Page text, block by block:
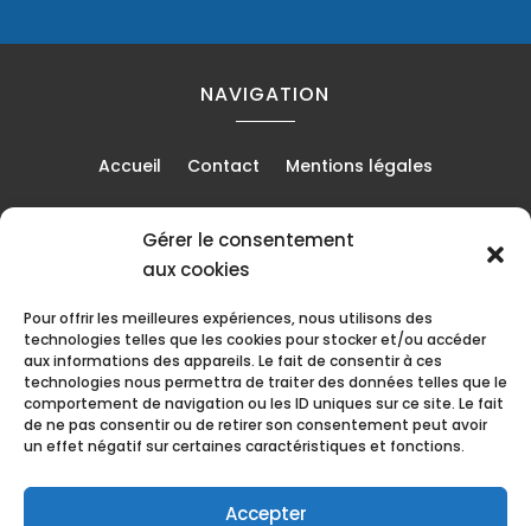
Gérer le consentement
aux cookies
Pour offrir les meilleures expériences, nous utilisons des
technologies telles que les cookies pour stocker et/ou accéder
aux informations des appareils. Le fait de consentir à ces
technologies nous permettra de traiter des données telles que le
comportement de navigation ou les ID uniques sur ce site. Le fait
de ne pas consentir ou de retirer son consentement peut avoir
un effet négatif sur certaines caractéristiques et fonctions.
Accepter
NAVIGATION
Accueil Contact Mentions légales
RÉALISATION